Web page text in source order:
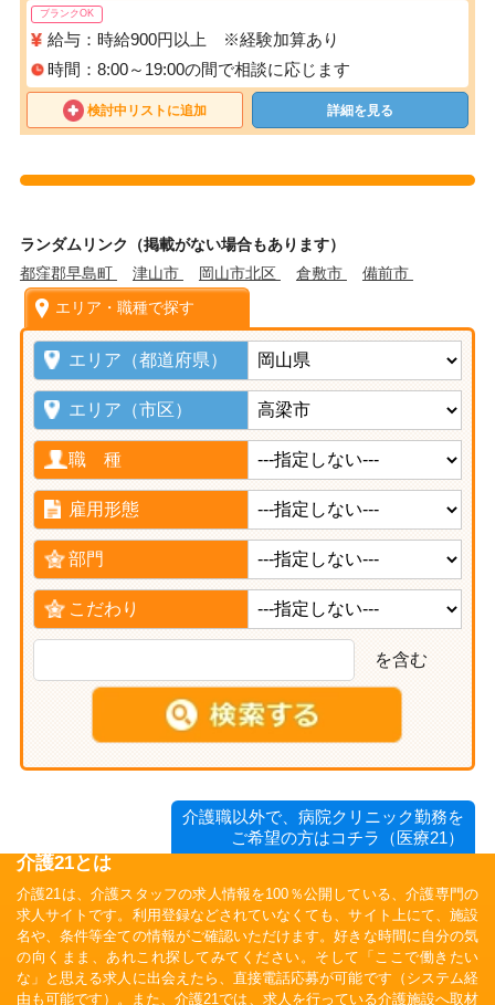
ブランクOK
給与：時給900円以上 ※経験加算あり
時間：8:00～19:00の間で相談に応じます
検討中リストに追加 詳細を見る
ランダムリンク（掲載がない場合もあります）
都窪郡早島町
津山市 岡山市北区 倉敷市 備前市
エリア・職種で探す
エリア（都道府県）
エリア（市区）
職 種
雇用形態
部門
こだわり
を含む
介護職以外で、病院クリニック勤務を
ご希望の方はコチラ（医療21）
介護21とは
介護21は、介護スタッフの求人情報を100％公開している、介護専門の
求人サイトです。利用登録などされていなくても、サイト上にて、施設
名や、条件等全ての情報がご確認いただけます。好きな時間に自分の気
の向くまま、あれこれ探してみてください。そして「ここで働きたい
な」と思える求人に出会えたら、直接電話応募が可能です（システム経
由も可能です）。また、介護21では、求人を行っている介護施設へ取材